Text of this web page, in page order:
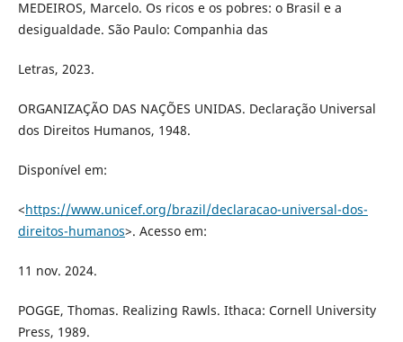
MEDEIROS, Marcelo. Os ricos e os pobres: o Brasil e a
desigualdade. São Paulo: Companhia das
Letras, 2023.
ORGANIZAÇÃO DAS NAÇÕES UNIDAS. Declaração Universal
dos Direitos Humanos, 1948.
Disponível em:
<https://www.unicef.org/brazil/declaracao-universal-dos-
direitos-humanos>. Acesso em:
11 nov. 2024.
POGGE, Thomas. Realizing Rawls. Ithaca: Cornell University
Press, 1989.